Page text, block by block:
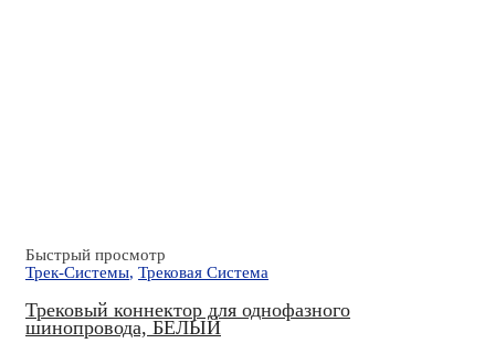
Быстрый просмотр
Трек-Системы, Трековая Система
Трековый коннектор для однофазного
шинопровода, БЕЛЫЙ